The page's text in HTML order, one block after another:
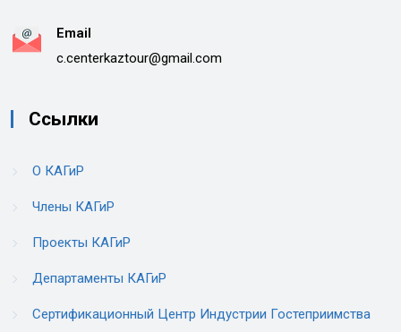
Email
c.centerkaztour@gmail.com
Ссылки
О КАГиР
Члены КАГиР
Проекты КАГиР
Департаменты КАГиР
Сертификационный Центр Индустрии Гостеприимства